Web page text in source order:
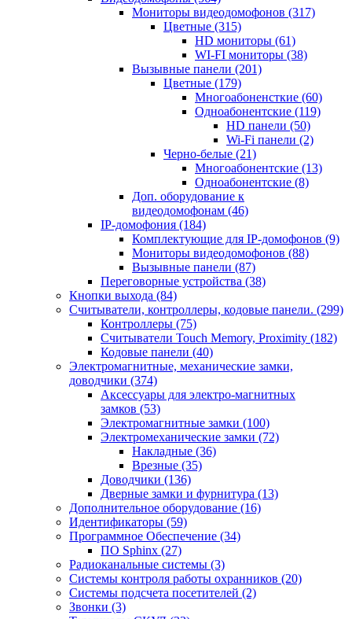
Мониторы видеодомофонов (317)
Цветные (315)
HD мониторы (61)
WI-FI мониторы (38)
Вызывные панели (201)
Цветные (179)
Многоабоненсткие (60)
Одноабонентские (119)
HD панели (50)
Wi-Fi панели (2)
Черно-белые (21)
Многоабонентские (13)
Одноабонентские (8)
Доп. оборудование к
видеодомофонам (46)
IP-домофония (184)
Комплектующие для IP-домофонов (9)
Мониторы видеодомофонов (88)
Вызывные панели (87)
Переговорные устройства (38)
Кнопки выхода (84)
Считыватели, контроллеры, кодовые панели. (299)
Контроллеры (75)
Считыватели Touch Memory, Proximity (182)
Кодовые панели (40)
Электромагнитные, механические замки,
доводчики (374)
Аксессуары для электро-магнитных
замков (53)
Электромагнитные замки (100)
Электромеханические замки (72)
Накладные (36)
Врезные (35)
Доводчики (136)
Дверные замки и фурнитура (13)
Дополнительное оборудование (16)
Идентификаторы (59)
Программное Обеспечение (34)
ПО Sphinx (27)
Радиоканальные системы (3)
Системы контроля работы охранников (20)
Системы подсчета посетителей (2)
Звонки (3)